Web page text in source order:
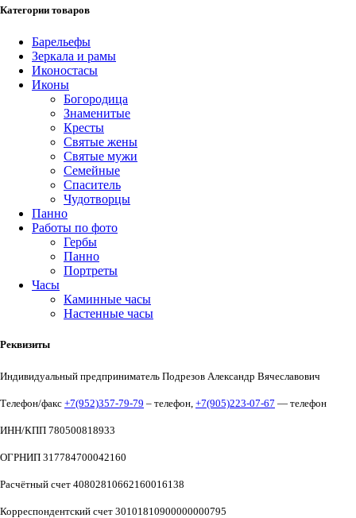
Категории товаров
Барельефы
Зеркала и рамы
Иконостасы
Иконы
Богородица
Знаменитые
Кресты
Святые жены
Святые мужи
Семейные
Спаситель
Чудотворцы
Панно
Работы по фото
Гербы
Панно
Портреты
Часы
Каминные часы
Настенные часы
Реквизиты
Индивидуальный предприниматель Подрезов Александр Вячеславович
Телефон/факс +7(952)357-79-79 – телефон, +7(905)223-07-67 — телефон
ИНН/КПП 780500818933
ОГРНИП 317784700042160
Расчётный счет 40802810662160016138
Корреспондентский счет 30101810900000000795